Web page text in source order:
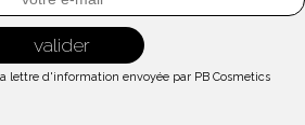
lettre d'information envoyée par PB Cosmetics